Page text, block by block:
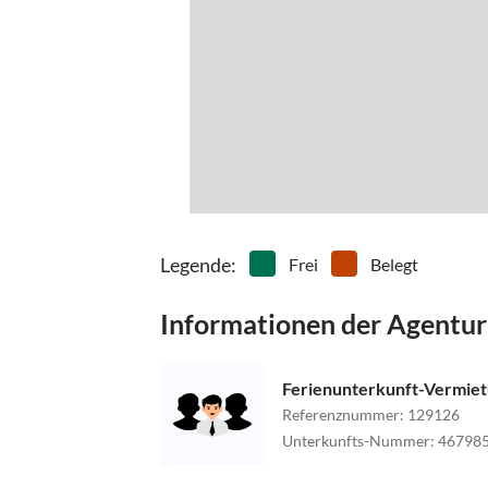
Legende: Frei Belegt
Informationen der Agentur
Ferienunterkunft-
Referenznummer: 129126
Unterkunfts-Nummer: 467985